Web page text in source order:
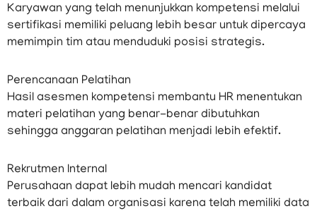
Karyawan yang telah menunjukkan kompetensi melalui
sertifikasi memiliki peluang lebih besar untuk dipercaya
memimpin tim atau menduduki posisi strategis.
Perencanaan Pelatihan
Hasil asesmen kompetensi membantu HR menentukan
materi pelatihan yang benar-benar dibutuhkan
sehingga anggaran pelatihan menjadi lebih efektif.
Rekrutmen Internal
Perusahaan dapat lebih mudah mencari kandidat
terbaik dari dalam organisasi karena telah memiliki data